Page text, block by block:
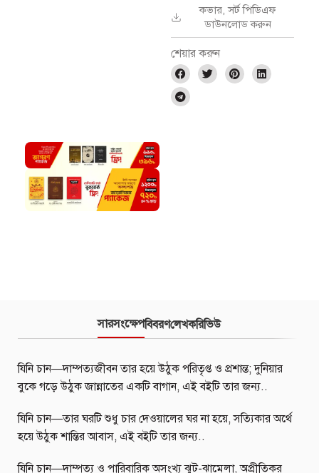
কভার, সর্ট পিডিএফ
ডাউনলোড করুন
শেয়ার করুন
সারসংক্ষেপবিবরণলেখকরিভিউ
যিনি চান—দাম্পত্যজীবন তার হয়ে উঠুক পরিতৃপ্ত ও প্রশান্ত; দুনিয়ার
বুকে গড়ে উঠুক জান্নাতের একটি বাগান, এই বইটি তার জন্য..
যিনি চান—তার ঘরটি শুধু চার দেওয়ালের ঘর না হয়ে, সত্যিকার অর্থে
হয়ে উঠুক শান্তির আবাস, এই বইটি তার জন্য..
যিনি চান—দাম্পত্য ও পারিবারিক অসংখ্য ঝুট-ঝামেলা, অপ্রীতিকর